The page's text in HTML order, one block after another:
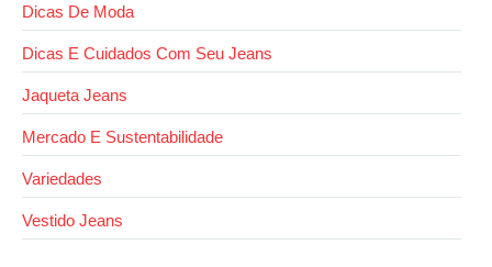
Dicas De Moda
Dicas E Cuidados Com Seu Jeans
Jaqueta Jeans
Mercado E Sustentabilidade
Variedades
Vestido Jeans